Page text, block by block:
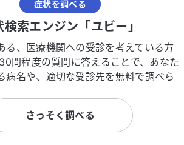
症状を調べる
検索エンジン「ユビー」
る、医療機関への受診を考えている方
問程度の質問に答えることで、あなた
病名や、適切な受診先を無料で調べら
さっそく調べる